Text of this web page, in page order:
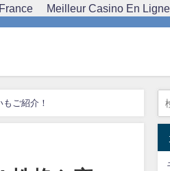
Meilleur Casino En Ligne
ご紹介！